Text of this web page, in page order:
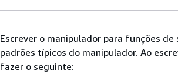
Escrever o manipulador para funções
padrões típicos do manipulador. Ao
fazer o seguinte: